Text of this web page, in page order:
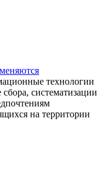
технологии
систематизации
на территории